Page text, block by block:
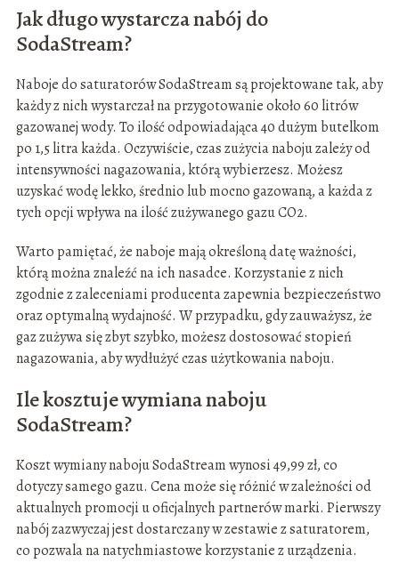
Jak długo wystarcza nabój do
SodaStream?
Naboje do saturatorów SodaStream są projektowane tak, aby
każdy z nich wystarczał na przygotowanie około 60 litrów
gazowanej wody. To ilość odpowiadająca 40 dużym butelkom
po 1,5 litra każda. Oczywiście, czas zużycia naboju zależy od
intensywności nagazowania, którą wybierzesz. Możesz
uzyskać wodę lekko, średnio lub mocno gazowaną, a każda z
tych opcji wpływa na ilość zużywanego gazu CO2.
Warto pamiętać, że naboje mają określoną datę ważności,
którą można znaleźć na ich nasadce. Korzystanie z nich
zgodnie z zaleceniami producenta zapewnia bezpieczeństwo
oraz optymalną wydajność. W przypadku, gdy zauważysz, że
gaz zużywa się zbyt szybko, możesz dostosować stopień
nagazowania, aby wydłużyć czas użytkowania naboju.
Ile kosztuje wymiana naboju
SodaStream?
Koszt wymiany naboju SodaStream wynosi 49,99 zł, co
dotyczy samego gazu. Cena może się różnić w zależności od
aktualnych promocji u oficjalnych partnerów marki. Pierwszy
nabój zazwyczaj jest dostarczany w zestawie z saturatorem,
co pozwala na natychmiastowe korzystanie z urządzenia.